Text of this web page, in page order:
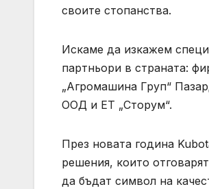
своите стопанства.
Искаме да изкажем
партньори в страната:
„Агромашина Груп“
ООД и ЕТ „Сторум“.
През новата година
решения, които
да бъдат символ на